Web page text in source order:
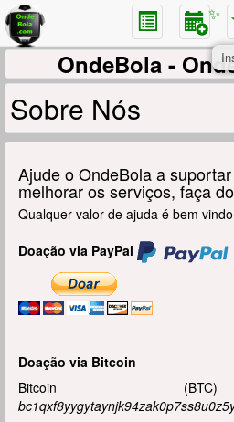
✨
OndeBola -
Sobre Nós
Ajude o OndeBola a
melhorar os serviços, faça
Qualquer valor de ajuda é bem
Doação via PayPal
Doação via Bitcoin
Bitcoin